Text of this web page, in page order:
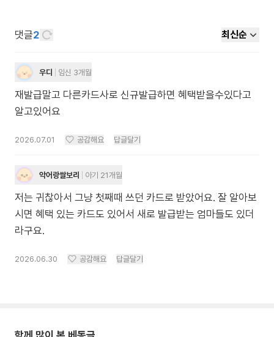
댓글2 최신순
우디 임신 3개월
재발급말고 다른카드사로 신규발급하면 혜택받을수있다고
알고있어요
2026.07.01 공감해요 답글달기
악어랑쌀보리 아기 21개월
저는 귀찮아서 그냥 첫째때 쓰던 카드로 받았어요. 잘 알아보
시면 혜택 있는 카드도 있어서 새로 발급받는 엄마들도 있더
라구요.
2026.06.30 공감해요 답글달기